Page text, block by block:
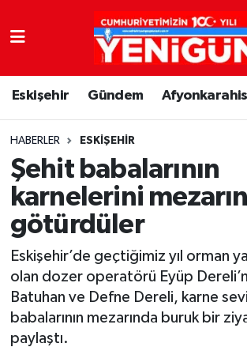
Eskişehir Gündem
HABERLER ESKIŞEHIR
Şehit babalarının
karnelerini
götürdüler
Eskişehir’de geçtiğimiz yıl orman
olan dozer operatörü Eyüp
Batuhan ve Defne Dereli, karne
babalarının mezarında buruk bir
paylaştı.
Nöbetçi Eczaneler
Hava Durumu
Trafik Durumu
Süper Lig Puan Durumu ve Fikstür
Tüm Manşetler
Son Dakika Haberleri
Haber Arşivi